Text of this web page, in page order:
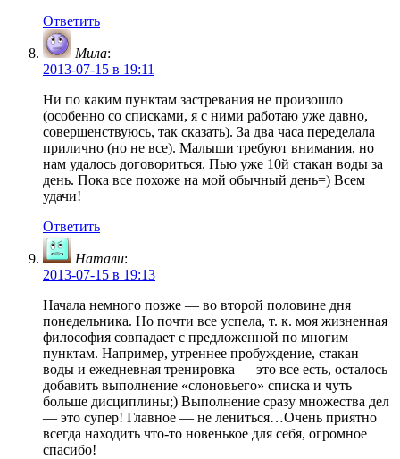
Ответить
Мила:
2013-07-15 в 19:11
Ни по каким пунктам застревания не произошло
(особенно со списками, я с ними работаю уже давно,
совершенствуюсь, так сказать). За два часа переделала
прилично (но не все). Малыши требуют внимания, но
нам удалось договориться. Пью уже 10й стакан воды за
день. Пока все похоже на мой обычный день=) Всем
удачи!
Ответить
Натали:
2013-07-15 в 19:13
Начала немного позже — во второй половине дня
понедельника. Но почти все успела, т. к. моя жизненная
философия совпадает с предложенной по многим
пунктам. Например, утреннее пробуждение, стакан
воды и ежедневная тренировка — это все есть, осталось
добавить выполнение «слоновьего» списка и чуть
больше дисциплины;) Выполнение сразу множества дел
— это супер! Главное — не лениться…Очень приятно
всегда находить что-то новенькое для себя, огромное
спасибо!